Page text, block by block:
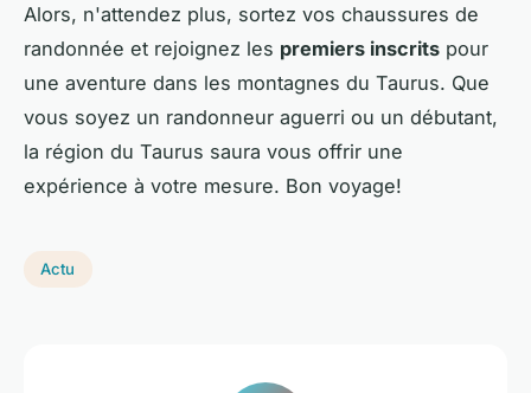
Alors, n'attendez plus, sortez vos chaussures de
randonnée et rejoignez les premiers inscrits pour
une aventure dans les montagnes du Taurus. Que
vous soyez un randonneur aguerri ou un débutant,
la région du Taurus saura vous offrir une
expérience à votre mesure. Bon voyage!
Actu